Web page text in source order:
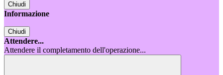
Chiudi
Informazione
Chiudi
Attendere...
Attendere il completamento dell'operazione...